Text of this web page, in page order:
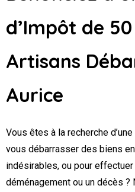
d’Impôt de
Artisans
Aurice
Vous êtes à la recherche
vous débarrasser des biens
indésirables, ou pour
déménagement ou un décès